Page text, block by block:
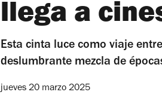
llega a
Esta cinta luce como viaje
deslumbrante mezcla de
jueves 20 marzo 2025